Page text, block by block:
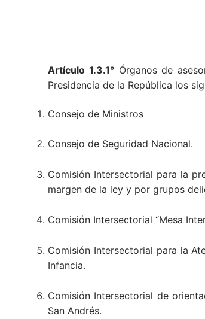
Artículo 1.3.1°Órganos de
Presidencia de la República los
Consejo de Ministros
Consejo de Seguridad Nacional.
Comisión Intersectorial para la
margen de la ley y por grupos
Comisión Intersectorial “Mesa
Comisión Intersectorial para la
Infancia.
Comisión Intersectorial de
San Andrés.